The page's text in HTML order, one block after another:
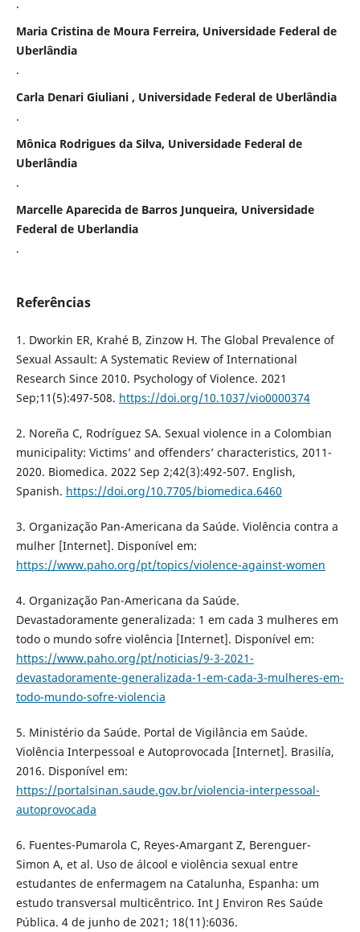
.
Maria Cristina de Moura Ferreira, Universidade Federal de
Uberlândia
.
Carla Denari Giuliani , Universidade Federal de Uberlândia
.
Mônica Rodrigues da Silva, Universidade Federal de
Uberlândia
.
Marcelle Aparecida de Barros Junqueira, Universidade
Federal de Uberlandia
.
Referências
1. Dworkin ER, Krahé B, Zinzow H. The Global Prevalence of
Sexual Assault: A Systematic Review of International
Research Since 2010. Psychology of Violence. 2021
Sep;11(5):497-508. https://doi.org/10.1037/vio0000374
2. Noreña C, Rodríguez SA. Sexual violence in a Colombian
municipality: Victims’ and offenders’ characteristics, 2011-
2020. Biomedica. 2022 Sep 2;42(3):492-507. English,
Spanish. https://doi.org/10.7705/biomedica.6460
3. Organização Pan-Americana da Saúde. Violência contra a
mulher [Internet]. Disponível em:
https://www.paho.org/pt/topics/violence-against-women
4. Organização Pan-Americana da Saúde.
Devastadoramente generalizada: 1 em cada 3 mulheres em
todo o mundo sofre violência [Internet]. Disponível em:
https://www.paho.org/pt/noticias/9-3-2021-
devastadoramente-generalizada-1-em-cada-3-mulheres-em-
todo-mundo-sofre-violencia
5. Ministério da Saúde. Portal de Vigilância em Saúde.
Violência Interpessoal e Autoprovocada [Internet]. Brasilía,
2016. Disponível em:
https://portalsinan.saude.gov.br/violencia-interpessoal-
autoprovocada
6. Fuentes-Pumarola C, Reyes-Amargant Z, Berenguer-
Simon A, et al. Uso de álcool e violência sexual entre
estudantes de enfermagem na Catalunha, Espanha: um
estudo transversal multicêntrico. Int J Environ Res Saúde
Pública. 4 de junho de 2021; 18(11):6036.